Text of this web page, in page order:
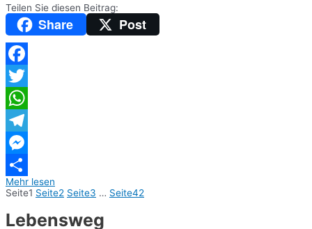
Teilen Sie diesen Beitrag:
Share Post
Facebook
Twitter
WhatsApp
Telegram
Messenger
Teilen
Mehr lesen
Seite1 Seite2 Seite3 … Seite42
Lebensweg